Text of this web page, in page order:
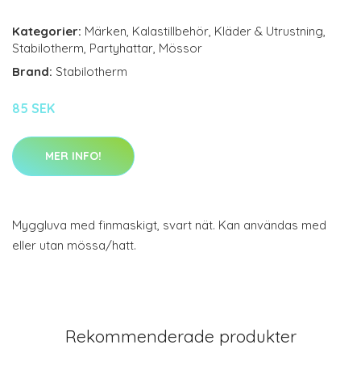
Kategorier: Märken, Kalastillbehör, Kläder & Utrustning,
Stabilotherm, Partyhattar, Mössor
Brand: Stabilotherm
85 SEK
MER INFO!
Myggluva med finmaskigt, svart nät. Kan användas med
eller utan mössa/hatt.
Rekommenderade produkter